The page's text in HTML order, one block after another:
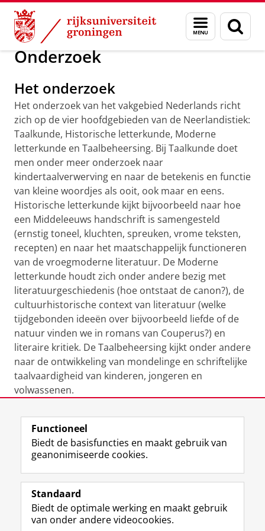
Skip
Content
Skip
Navigation
Menu
en
zoeken
Onderzoek Nederlandse taal en cultuur
Onderzoek
Het onderzoek
Het onderzoek van het vakgebied Nederlands richt
zich op de vier hoofdgebieden van de Neerlandistiek:
Taalkunde, Historische letterkunde, Moderne
letterkunde en Taalbeheersing. Bij Taalkunde doet
men onder meer onderzoek naar
kindertaalverwerving en naar de betekenis en functie
van kleine woordjes als ooit, ook maar en eens.
Historische letterkunde kijkt bijvoorbeeld naar hoe
een Middeleeuws handschrift is samengesteld
(ernstig toneel, kluchten, spreuken, vrome teksten,
recepten) en naar het maatschappelijk functioneren
van de vroegmoderne literatuur. De Moderne
letterkunde houdt zich onder andere bezig met
literatuurgeschiedenis (hoe ontstaat de canon?), de
cultuurhistorische context van literatuur (welke
tijdgebonden ideeën over bijvoorbeeld liefde of de
natuur vinden we in romans van Couperus?) en
literaire kritiek. De Taalbeheersing kijkt onder andere
naar de ontwikkeling van mondelinge en schriftelijke
taalvaardigheid van kinderen, jongeren en
volwassenen.
Laatst gewijzigd: 08 mei 2019 11:45
Volg de RUG
F
a
e
b
L
i
k
e
R
S
-
f
I
n
t
Y
o
T
Studiekiezers
Functioneel
Biedt de basisfuncties en maakt gebruik van
geanonimiseerde cookies.
Standaard
Biedt de optimale werking en maakt gebruik
van onder andere videocookies.